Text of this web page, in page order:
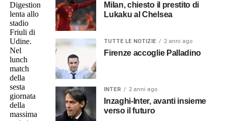
Digestione
lenta allo
stadio
Friuli di
Udine.
Nel
lunch
match
della
sesta
giornata
della
massima
Milan, chiesto il prestito di
Lukaku al Chelsea
TUTTE LE NOTIZIE 2 anni ago
Firenze accoglie Palladino
INTER 2 anni ago
Inzaghi-Inter, avanti insieme
verso il futuro